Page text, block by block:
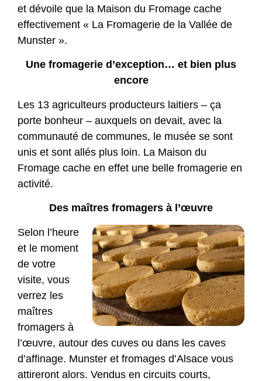
et dévoile que la Maison du Fromage cache
effectivement « La Fromagerie de la Vallée de
Munster ».
Une fromagerie d’exception… et bien plus
encore
Les 13 agriculteurs producteurs laitiers – ça
porte bonheur – auxquels on devait, avec la
communauté de communes, le musée se sont
unis et sont allés plus loin. La Maison du
Fromage cache en effet une belle fromagerie en
activité.
Des maîtres fromagers à l’œuvre
Selon l’heure
et le moment
de votre
visite, vous
verrez les
maîtres
fromagers à
l’œuvre, autour des cuves ou dans les caves
d’affinage. Munster et fromages d’Alsace vous
attireront alors. Vendus en circuits courts,